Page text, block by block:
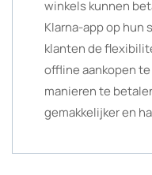
winkels kunnen
Klarna-app op hun
klanten de
offline aankopen
manieren te
gemakkelijker en